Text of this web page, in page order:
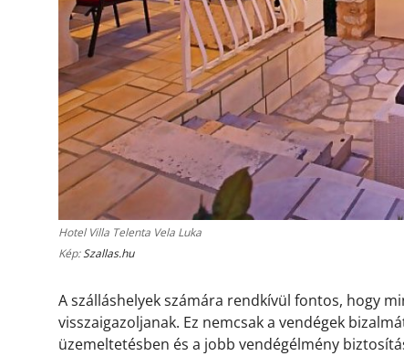
Hotel Villa Telenta Vela Luka
Kép:Szallas.hu
A szálláshelyek számára rendkívül fontos, hogy
visszaigazoljanak. Ez nemcsak a vendégek
üzemeltetésben és a jobb vendégélmény